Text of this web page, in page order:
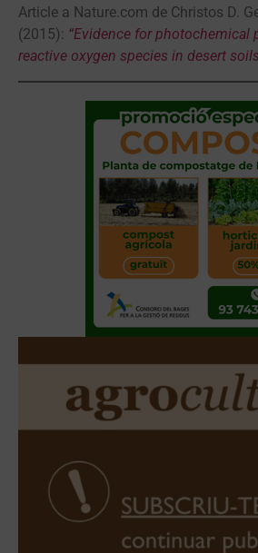
Article a Nature.com de Christos D.
(2015): “Evidence for photochemical
reactive oxygen species in desert